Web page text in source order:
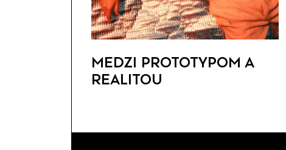
MEDZI PROTOTYPOM A
REALITOU